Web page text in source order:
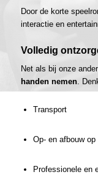
Door de korte
interactie en
Volledig
Net als bij onze
handen nemen.
Transport
Op- en afbouw op
Professionele en